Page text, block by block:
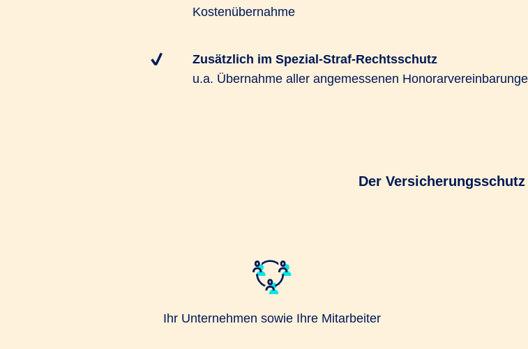
Kostenübernahme
Zusätzlich im Spezial-Straf-Rechtsschutz
u.a. Übernahme aller angemessenen
Der
Ihr Unternehmen sowie Ihre Mitarbeiter